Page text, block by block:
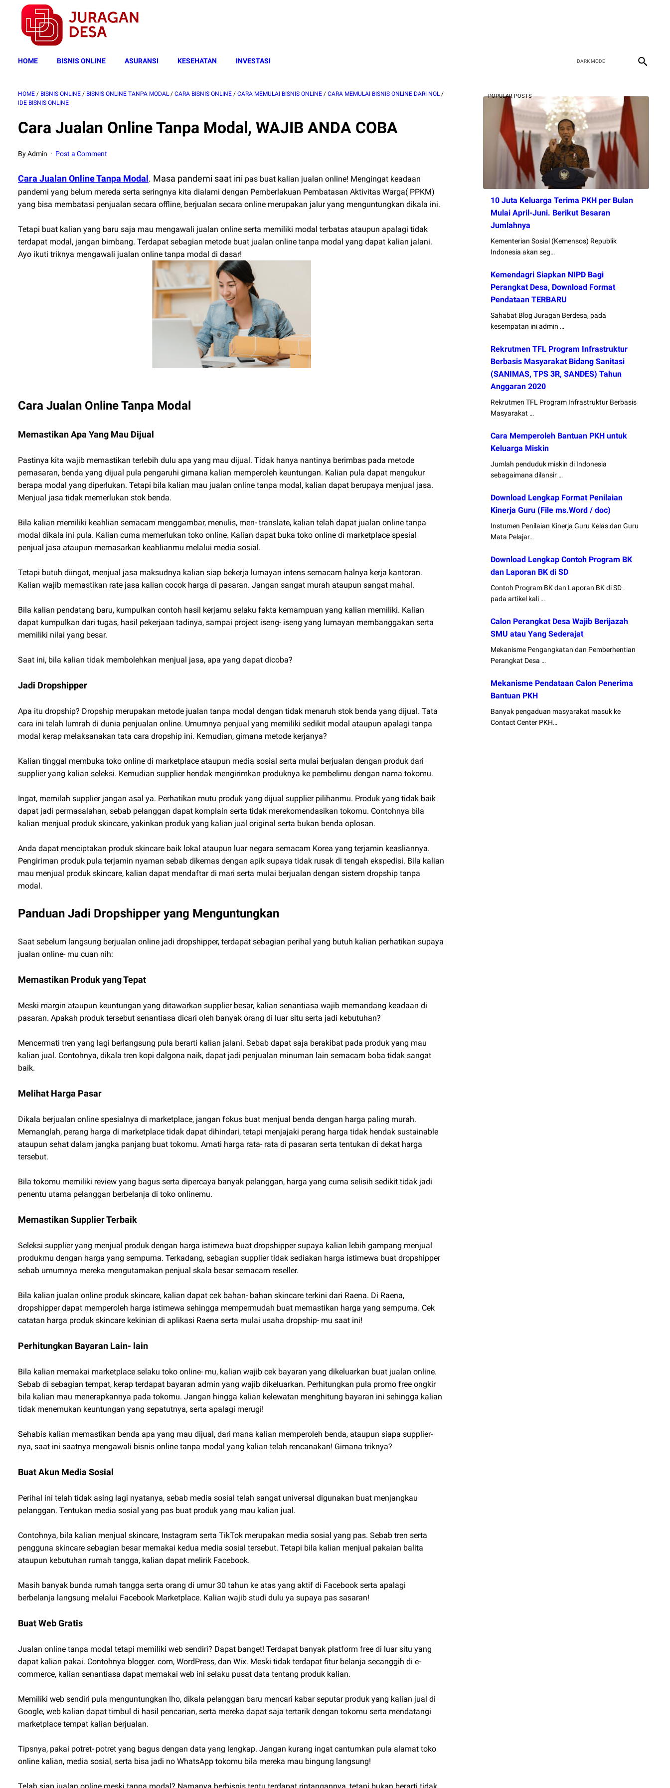
HOME BISNIS ONLINE ASURANSI KESEHATAN INVESTASI
HOME / BISNIS ONLINE / BISNIS ONLINE TANPA MODAL / CARA BISNIS ONLINE / CARA MEMULAI BISNIS ONLINE / CARA MEMULAI BISNIS ONLINE DARI NOL /
IDE BISNIS ONLINE
Cara Jualan Online Tanpa Modal, WAJIB ANDA COBA
By Admin Post a Comment
Cara Jualan Online Tanpa Modal. Masa pandemi saat ini pas buat kalian jualan online! Mengingat keadaan
pandemi yang belum mereda serta seringnya kita dialami dengan Pemberlakuan Pembatasan Aktivitas Warga( PPKM)
yang bisa membatasi penjualan secara offline, berjualan secara online merupakan jalur yang menguntungkan dikala ini.
Tetapi buat kalian yang baru saja mau mengawali jualan online serta memiliki modal terbatas ataupun apalagi tidak
terdapat modal, jangan bimbang. Terdapat sebagian metode buat jualan online tanpa modal yang dapat kalian jalani.
Ayo ikuti triknya mengawali jualan online tanpa modal di dasar!
Cara Jualan Online Tanpa Modal
Memastikan Apa Yang Mau Dijual
Pastinya kita wajib memastikan terlebih dulu apa yang mau dijual. Tidak hanya nantinya berimbas pada metode
pemasaran, benda yang dijual pula pengaruhi gimana kalian memperoleh keuntungan. Kalian pula dapat mengukur
berapa modal yang diperlukan. Tetapi bila kalian mau jualan online tanpa modal, kalian dapat berupaya menjual jasa.
Menjual jasa tidak memerlukan stok benda.
Bila kalian memiliki keahlian semacam menggambar, menulis, men- translate, kalian telah dapat jualan online tanpa
modal dikala ini pula. Kalian cuma memerlukan toko online. Kalian dapat buka toko online di marketplace spesial
penjual jasa ataupun memasarkan keahlianmu melalui media sosial.
Tetapi butuh diingat, menjual jasa maksudnya kalian siap bekerja lumayan intens semacam halnya kerja kantoran.
Kalian wajib memastikan rate jasa kalian cocok harga di pasaran. Jangan sangat murah ataupun sangat mahal.
Bila kalian pendatang baru, kumpulkan contoh hasil kerjamu selaku fakta kemampuan yang kalian memiliki. Kalian
dapat kumpulkan dari tugas, hasil pekerjaan tadinya, sampai project iseng- iseng yang lumayan membanggakan serta
memiliki nilai yang besar.
Saat ini, bila kalian tidak membolehkan menjual jasa, apa yang dapat dicoba?
Jadi Dropshipper
Apa itu dropship? Dropship merupakan metode jualan tanpa modal dengan tidak menaruh stok benda yang dijual. Tata
cara ini telah lumrah di dunia penjualan online. Umumnya penjual yang memiliki sedikit modal ataupun apalagi tanpa
modal kerap melaksanakan tata cara dropship ini. Kemudian, gimana metode kerjanya?
Kalian tinggal membuka toko online di marketplace ataupun media sosial serta mulai berjualan dengan produk dari
supplier yang kalian seleksi. Kemudian supplier hendak mengirimkan produknya ke pembelimu dengan nama tokomu.
Ingat, memilah supplier jangan asal ya. Perhatikan mutu produk yang dijual supplier pilihanmu. Produk yang tidak baik
dapat jadi permasalahan, sebab pelanggan dapat komplain serta tidak merekomendasikan tokomu. Contohnya bila
kalian menjual produk skincare, yakinkan produk yang kalian jual original serta bukan benda oplosan.
Anda dapat menciptakan produk skincare baik lokal ataupun luar negara semacam Korea yang terjamin keasliannya.
Pengiriman produk pula terjamin nyaman sebab dikemas dengan apik supaya tidak rusak di tengah ekspedisi. Bila kalian
mau menjual produk skincare, kalian dapat mendaftar di mari serta mulai berjualan dengan sistem dropship tanpa
modal.
Panduan Jadi Dropshipper yang Menguntungkan
Saat sebelum langsung berjualan online jadi dropshipper, terdapat sebagian perihal yang butuh kalian perhatikan supaya
jualan online- mu cuan nih:
Memastikan Produk yang Tepat
Meski margin ataupun keuntungan yang ditawarkan supplier besar, kalian senantiasa wajib memandang keadaan di
pasaran. Apakah produk tersebut senantiasa dicari oleh banyak orang di luar situ serta jadi kebutuhan?
Mencermati tren yang lagi berlangsung pula berarti kalian jalani. Sebab dapat saja berakibat pada produk yang mau
kalian jual. Contohnya, dikala tren kopi dalgona naik, dapat jadi penjualan minuman lain semacam boba tidak sangat
baik.
Melihat Harga Pasar
Dikala berjualan online spesialnya di marketplace, jangan fokus buat menjual benda dengan harga paling murah.
Memanglah, perang harga di marketplace tidak dapat dihindari, tetapi menjajaki perang harga tidak hendak sustainable
ataupun sehat dalam jangka panjang buat tokomu. Amati harga rata- rata di pasaran serta tentukan di dekat harga
tersebut.
Bila tokomu memiliki review yang bagus serta dipercaya banyak pelanggan, harga yang cuma selisih sedikit tidak jadi
penentu utama pelanggan berbelanja di toko onlinemu.
Memastikan Supplier Terbaik
Seleksi supplier yang menjual produk dengan harga istimewa buat dropshipper supaya kalian lebih gampang menjual
produkmu dengan harga yang sempurna. Terkadang, sebagian supplier tidak sediakan harga istimewa buat dropshipper
sebab umumnya mereka mengutamakan penjual skala besar semacam reseller.
Bila kalian jualan online produk skincare, kalian dapat cek bahan- bahan skincare terkini dari Raena. Di Raena,
dropshipper dapat memperoleh harga istimewa sehingga mempermudah buat memastikan harga yang sempurna. Cek
catatan harga produk skincare kekinian di aplikasi Raena serta mulai usaha dropship- mu saat ini!
Perhitungkan Bayaran Lain- lain
Bila kalian memakai marketplace selaku toko online- mu, kalian wajib cek bayaran yang dikeluarkan buat jualan online.
Sebab di sebagian tempat, kerap terdapat bayaran admin yang wajib dikeluarkan. Perhitungkan pula promo free ongkir
bila kalian mau menerapkannya pada tokomu. Jangan hingga kalian kelewatan menghitung bayaran ini sehingga kalian
tidak menemukan keuntungan yang sepatutnya, serta apalagi merugi!
Sehabis kalian memastikan benda apa yang mau dijual, dari mana kalian memperoleh benda, ataupun siapa supplier-
nya, saat ini saatnya mengawali bisnis online tanpa modal yang kalian telah rencanakan! Gimana triknya?
Buat Akun Media Sosial
Perihal ini telah tidak asing lagi nyatanya, sebab media sosial telah sangat universal digunakan buat menjangkau
pelanggan. Tentukan media sosial yang pas buat produk yang mau kalian jual.
Contohnya, bila kalian menjual skincare, Instagram serta TikTok merupakan media sosial yang pas. Sebab tren serta
pengguna skincare sebagian besar memakai kedua media sosial tersebut. Tetapi bila kalian menjual pakaian balita
ataupun kebutuhan rumah tangga, kalian dapat melirik Facebook.
Masih banyak bunda rumah tangga serta orang di umur 30 tahun ke atas yang aktif di Facebook serta apalagi
berbelanja langsung melalui Facebook Marketplace. Kalian wajib studi dulu ya supaya pas sasaran!
Buat Web Gratis
Jualan online tanpa modal tetapi memiliki web sendiri? Dapat banget! Terdapat banyak platform free di luar situ yang
dapat kalian pakai. Contohnya blogger. com, WordPress, dan Wix. Meski tidak terdapat fitur belanja secanggih di e-
commerce, kalian senantiasa dapat memakai web ini selaku pusat data tentang produk kalian.
Memiliki web sendiri pula menguntungkan lho, dikala pelanggan baru mencari kabar seputar produk yang kalian jual di
Google, web kalian dapat timbul di hasil pencarian, serta mereka dapat saja tertarik dengan tokomu serta mendatangi
marketplace tempat kalian berjualan.
Tipsnya, pakai potret- potret yang bagus dengan data yang lengkap. Jangan kurang ingat cantumkan pula alamat toko
online kalian, media sosial, serta bisa jadi no WhatsApp tokomu bila mereka mau bingung langsung!
Telah siap jualan online meski tanpa modal? Namanya berbisnis tentu terdapat rintangannya, tetapi bukan berarti tidak
POPULAR POSTS
10 Juta Keluarga Terima PKH per Bulan
Mulai April-Juni. Berikut Besaran
Jumlahnya
Kementerian Sosial (Kemensos) Republik
Indonesia akan seg…
Kemendagri Siapkan NIPD Bagi
Perangkat Desa, Download Format
Pendataan TERBARU
Sahabat Blog Juragan Berdesa, pada
kesempatan ini admin …
Rekrutmen TFL Program Infrastruktur
Berbasis Masyarakat Bidang Sanitasi
(SANIMAS, TPS 3R, SANDES) Tahun
Anggaran 2020
Rekrutmen TFL Program Infrastruktur Berbasis
Masyarakat …
Cara Memperoleh Bantuan PKH untuk
Keluarga Miskin
Jumlah penduduk miskin di Indonesia
sebagaimana dilansir …
Download Lengkap Format Penilaian
Kinerja Guru (File ms.Word / doc)
Instumen Penilaian Kinerja Guru Kelas dan Guru
Mata Pelajar…
Download Lengkap Contoh Program BK
dan Laporan BK di SD
Contoh Program BK dan Laporan BK di SD .
pada artikel kali …
Calon Perangkat Desa Wajib Berijazah
SMU atau Yang Sederajat
Mekanisme Pengangkatan dan Pemberhentian
Perangkat Desa …
Mekanisme Pendataan Calon Penerima
Bantuan PKH
Banyak pengaduan masyarakat masuk ke
Contact Center PKH…